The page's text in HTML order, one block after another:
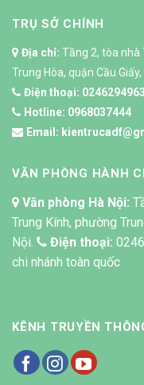
TRỤ SỞ CHÍNH
Địa chỉ: Tầng 2, tòa nhà
Trung Hòa, quận Cầu
Điện thoại:
Hotline: 0968037444
Email:
VĂN PHÒNG HÀNH
Văn phòng Hà Nội:
Trung Kính, phường
Nội.
Điện thoại:
chi nhánh toàn quốc
KÊNH TRUYỀN